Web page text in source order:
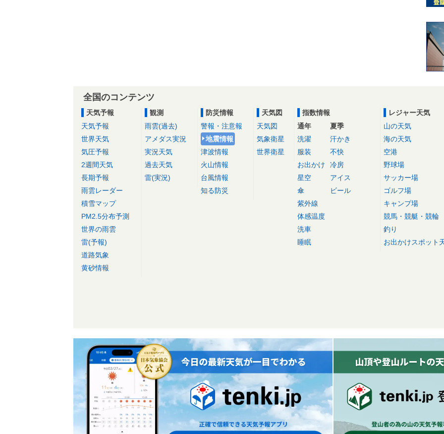
全国のコンテンツ
天気予報
天気予報
世界天気
気圧予報
2週間天気
長期予報
雨雲レーダー
積雪マップ
PM2.5分布予測
世界の雨雲
雷(予報)
道路気象
黄砂情報
観測
雨雲(過去)
アメダス実況
実況天気
過去天気
雷(実況)
防災情報
警報・注意報
地震情報
津波情報
火山情報
台風情報
知る防災
天気図
天気図
気象衛星
世界衛星
指数情報
通年
洗濯
服装
お出かけ
星空
傘
紫外線
体感温度
洗車
睡眠
夏季
汗かき
不快
冷房
アイス
ビール
レジャー天気
山の天気
海の天気
空港
野球場
サッカー場
ゴルフ場
キャンプ場
競馬・競艇・競輪
釣り
お出かけスポット